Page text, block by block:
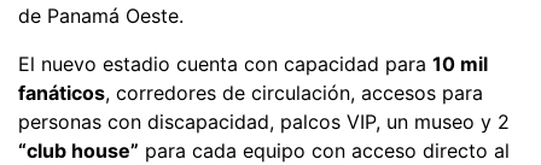
de Panamá Oeste.
El nuevo estadio cuenta con capacidad para 10 mil
fanáticos, corredores de circulación, accesos para
personas con discapacidad, palcos VIP, un museo y 2
“club house” para cada equipo con acceso directo al